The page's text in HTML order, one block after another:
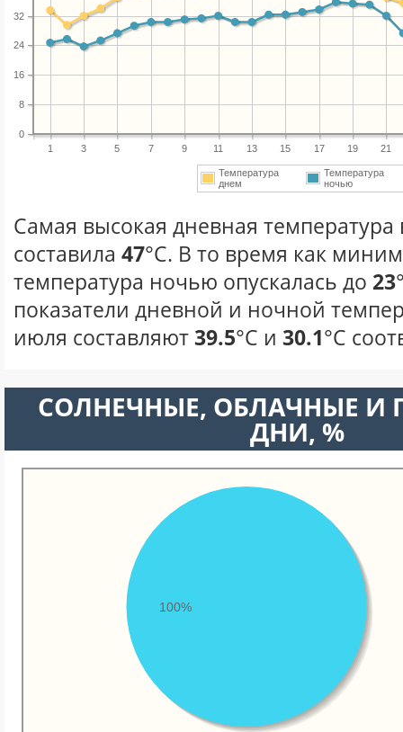
1 3 5 7 9 11 13 15 17 19 21
0
8
16
24
32
Температура
днем
Температура
ночью
Самая высокая дневная температура
составила 47°С. В то время как
температура ночью опускалась до 23
показатели дневной и ночной
июля составляют39.5°С и 30.1°С
CОЛНЕЧНЫЕ, ОБЛАЧНЫЕ И
ДНИ, %
100%